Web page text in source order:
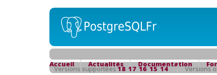
Accueil Actualités Documentation
Versions supportées18 17 16 15 14 Versions